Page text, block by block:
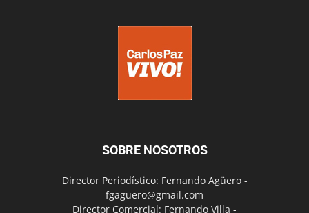
SOBRE NOSOTROS
Director Periodístico: Fernando Agüero -
fgaguero@gmail.com
Director Comercial: Fernando Villa -